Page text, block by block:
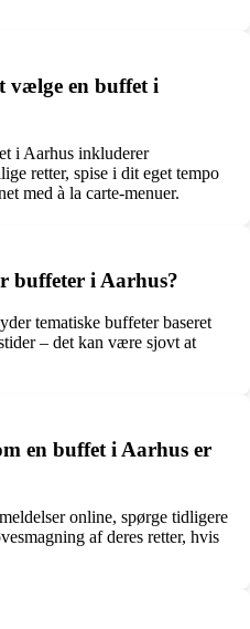
vælge en buffet i
i Aarhus inkluderer
retter, spise i dit eget tempo
med à la carte-menuer.
buffeter i Aarhus?
tematiske buffeter baseret
– det kan være sjovt at
en buffet i Aarhus er
online, spørge tidligere
af deres retter, hvis